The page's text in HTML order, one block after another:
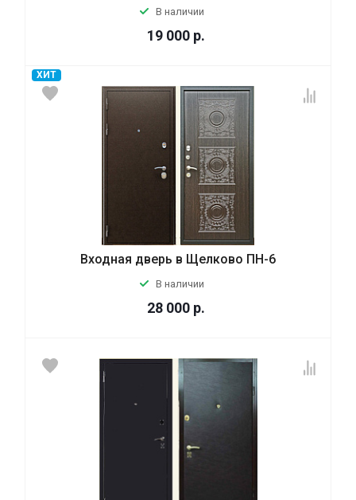
В наличии
19 000 р.
ХИТ
Входная дверь в Щелково ПН-6
В наличии
28 000 р.